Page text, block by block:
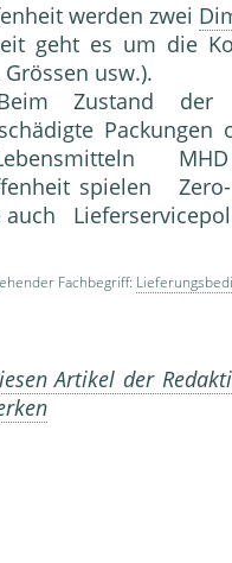
werden zwei
geht es um die
Grössen usw.).
Zustand
spielen Zero-
auch
Fachbegriff:
Artikel der